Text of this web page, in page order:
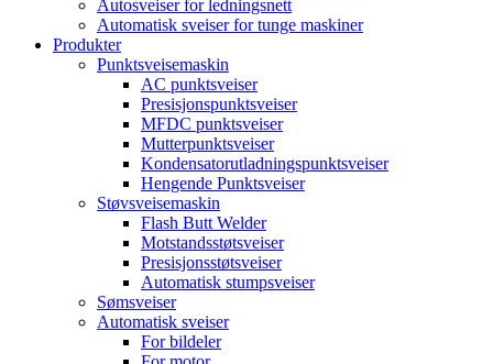
Autosveiser for ledningsnett
Automatisk sveiser for tunge maskiner
Produkter
Punktsveisemaskin
AC punktsveiser
Presisjonspunktsveiser
MFDC punktsveiser
Mutterpunktsveiser
Kondensatorutladningspunktsveiser
Hengende Punktsveiser
Støvsveisemaskin
Flash Butt Welder
Motstandsstøtsveiser
Presisjonsstøtsveiser
Automatisk stumpsveiser
Sømsveiser
Automatisk sveiser
For bildeler